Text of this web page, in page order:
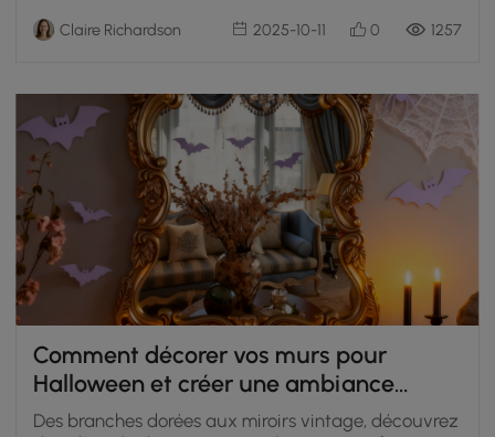
Claire Richardson 2025-10-11 0 1257
Comment décorer vos murs pour
Halloween et créer une ambiance
unique à la maison — mit den neuen
Des branches dorées aux miroirs vintage, découvrez